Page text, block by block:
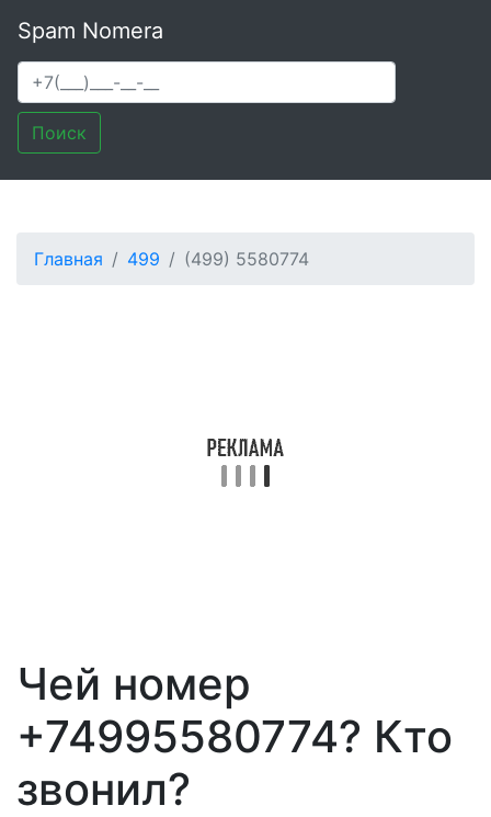
Spam Nomera
Поиск
Главная 499 (499) 5580774
Чей номер
+74995580774? Кто
звонил?